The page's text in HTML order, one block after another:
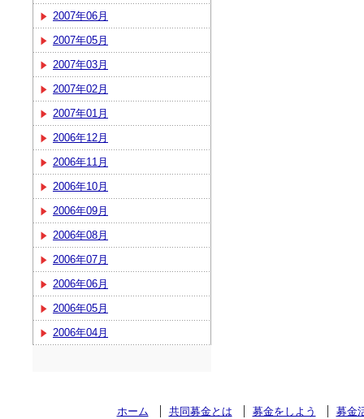
2007年06月
2007年05月
2007年03月
2007年02月
2007年01月
2006年12月
2006年11月
2006年10月
2006年09月
2006年08月
2006年07月
2006年06月
2006年05月
2006年04月
ホーム 共同募金とは 募金をしよう 募金